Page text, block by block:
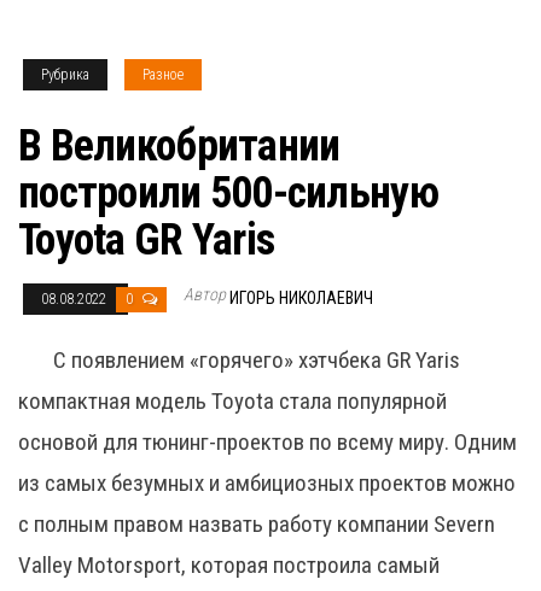
Рубрика Разное
В Великобритании
построили 500-сильную
Toyota GR Yaris
08.08.2022 0 Автор ИГОРЬ НИКОЛАЕВИЧ
С появлением «горячего» хэтчбека GR Yaris
компактная модель Toyota стала популярной
основой для тюнинг-проектов по всему миру. Одним
из самых безумных и амбициозных проектов можно
с полным правом назвать работу компании Severn
Valley Motorsport, которая построила самый